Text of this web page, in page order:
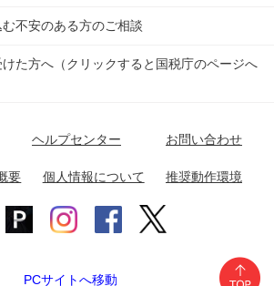
岐阜競輪場 大垣競輪場 豊橋競輪場
阪競輪場 四日市競輪場
奈良競輪場 向日町競輪場
不安のある方のご相談
た方へ（クリックすると国税庁のページへ
ヘルプセンター お問い合わせ
要 個人情報について 推奨動作環境
PCサイトへ移動